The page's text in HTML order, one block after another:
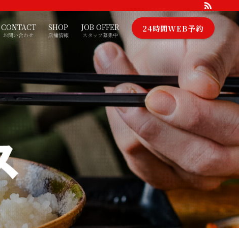
CONTACT
お問い合わせ
SHOP
店舗情報
JOB OFFER
スタッフ募集中
24時間WEB予約